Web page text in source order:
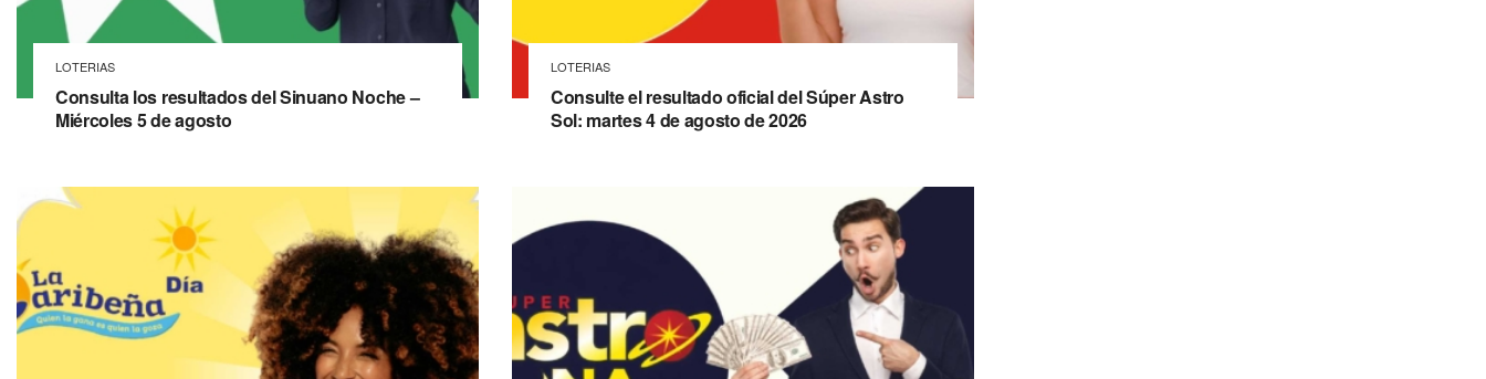
LOTERIAS
Consulta los resultados del Sinuano Noche –
Miércoles 5 de agosto
LOTERIAS
Consulte el resultado oficial del Súper Astro
Sol: martes 4 de agosto de 2026